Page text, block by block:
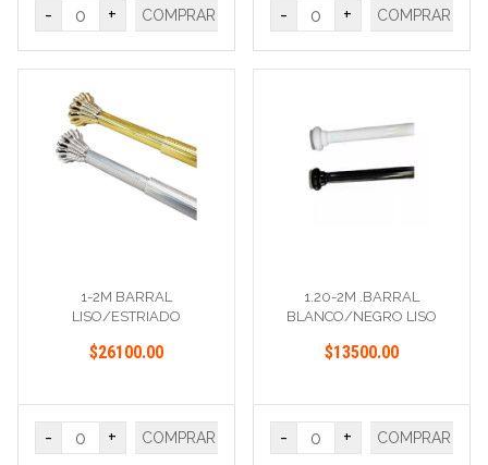
- + COMPRAR - + COMPRAR
1-2M BARRAL
LISO/ESTRIADO
$26100.00
- + COMPRAR
1.20-2M .BARRAL
BLANCO/NEGRO LISO
$13500.00
- + COMPRAR